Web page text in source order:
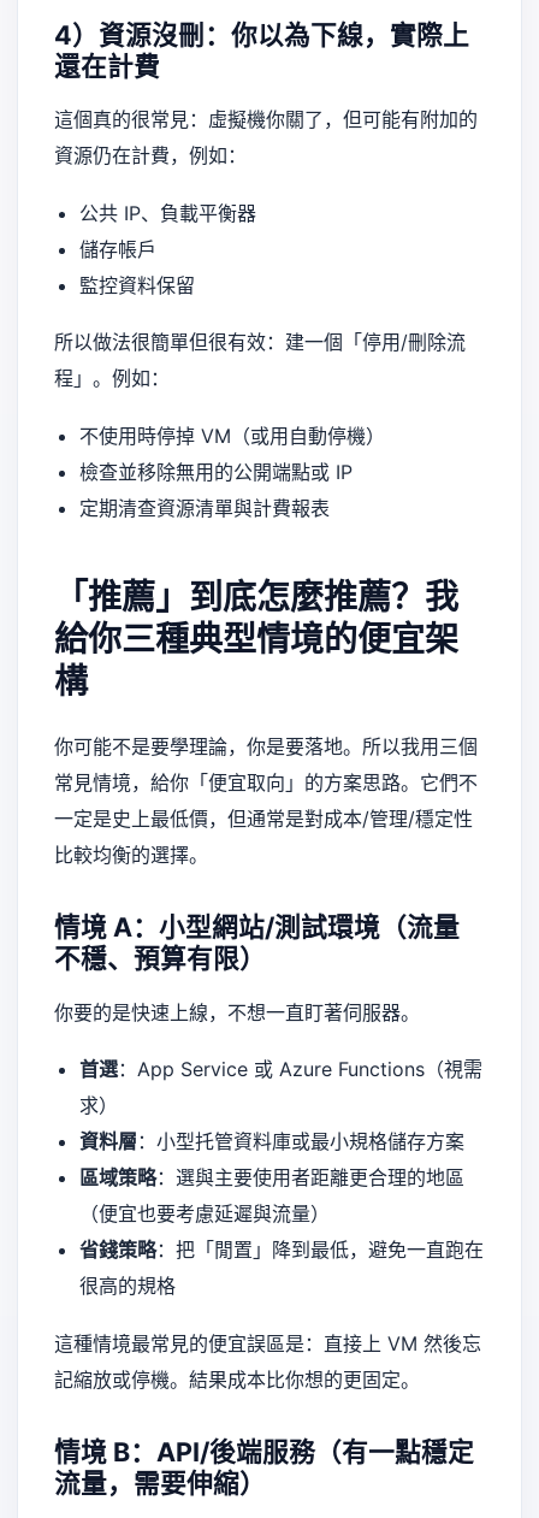
4）資源沒刪：你以為下線，實際上
還在計費
這個真的很常見：虛擬機你關了，但可能有附加的
資源仍在計費，例如：
公共 IP、負載平衡器
儲存帳戶
監控資料保留
所以做法很簡單但很有效：建一個「停用/刪除流
程」。例如：
不使用時停掉 VM（或用自動停機）
檢查並移除無用的公開端點或 IP
定期清查資源清單與計費報表
「推薦」到底怎麼推薦？我
給你三種典型情境的便宜架
構
你可能不是要學理論，你是要落地。所以我用三個
常見情境，給你「便宜取向」的方案思路。它們不
一定是史上最低價，但通常是對成本/管理/穩定性
比較均衡的選擇。
情境 A：小型網站/測試環境（流量
不穩、預算有限）
你要的是快速上線，不想一直盯著伺服器。
首選：App Service 或 Azure Functions（視需
求）
資料層 ：小型托管資料庫或最小規格儲存方案
區域策略：選與主要使用者距離更合理的地區
（便宜也要考慮延遲與流量）
省錢策略：把「閒置」降到最低，避免一直跑在
很高的規格
這種情境最常見的便宜誤區是：直接上 VM 然後忘
記縮放或停機。結果成本比你想的更固定。
情境 B：API/後端服務（有一點穩定
流量，需要伸縮）